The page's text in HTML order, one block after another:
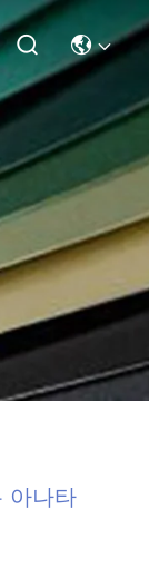
아나타